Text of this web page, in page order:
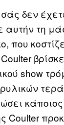
δεν
αυτήν τη
που
show
Coulter